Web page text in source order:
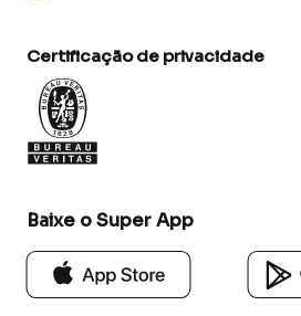
Certificação de privacidade
Baixe o Super App